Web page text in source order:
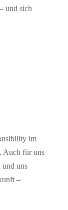
und sich
im
Auch für uns
und uns
–